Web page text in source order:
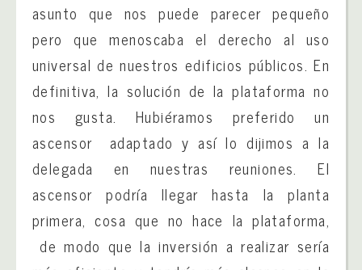
asunto que nos puede parecer pequeño
pero que menoscaba el derecho al uso
universal de nuestros edificios públicos. En
definitiva, la solución de la plataforma no
nos gusta. Hubiéramos preferido un
ascensor adaptado y así lo dijimos a la
delegada en nuestras reuniones. El
ascensor podría llegar hasta la planta
primera, cosa que no hace la plataforma,
de modo que la inversión a realizar sería